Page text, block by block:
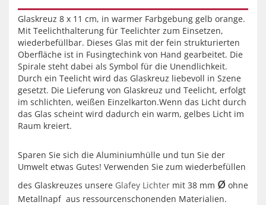
Glaskreuz 8 x 11 cm, in warmer Farbgebung gelb orange.
Mit Teelichthalterung für Teelichter zum Einsetzen,
wiederbefüllbar. Dieses Glas mit der fein strukturierten
Oberfläche ist in Fusingtechink von Hand gearbeitet. Die
Spirale steht dabei als Symbol für die Unendlichkeit.
Durch ein Teelicht wird das Glaskreuz liebevoll in Szene
gesetzt. Die Lieferung von Glaskreuz und Teelicht, erfolgt
im schlichten, weißen Einzelkarton.Wenn das Licht durch
das Glas scheint wird dadurch ein warm, gelbes Licht im
Raum kreiert.
Sparen Sie sich die Aluminiumhülle und tun Sie der
Umwelt etwas Gutes! Verwenden Sie zum wiederbefüllen
des Glaskreuzes unsere Glafey Lichter mit 38 mm ø ohne
Metallnapf aus ressourcenschonenden Materialien.